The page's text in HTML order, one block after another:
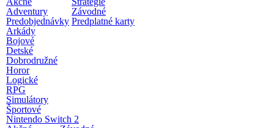
Adventury
Predobjednávky
Arkády
Bojové
Detské
Dobrodružné
Horor
Logické
RPG
Simulátory
Športové
Závodné
Predplatné karty
Nintendo Switch 2